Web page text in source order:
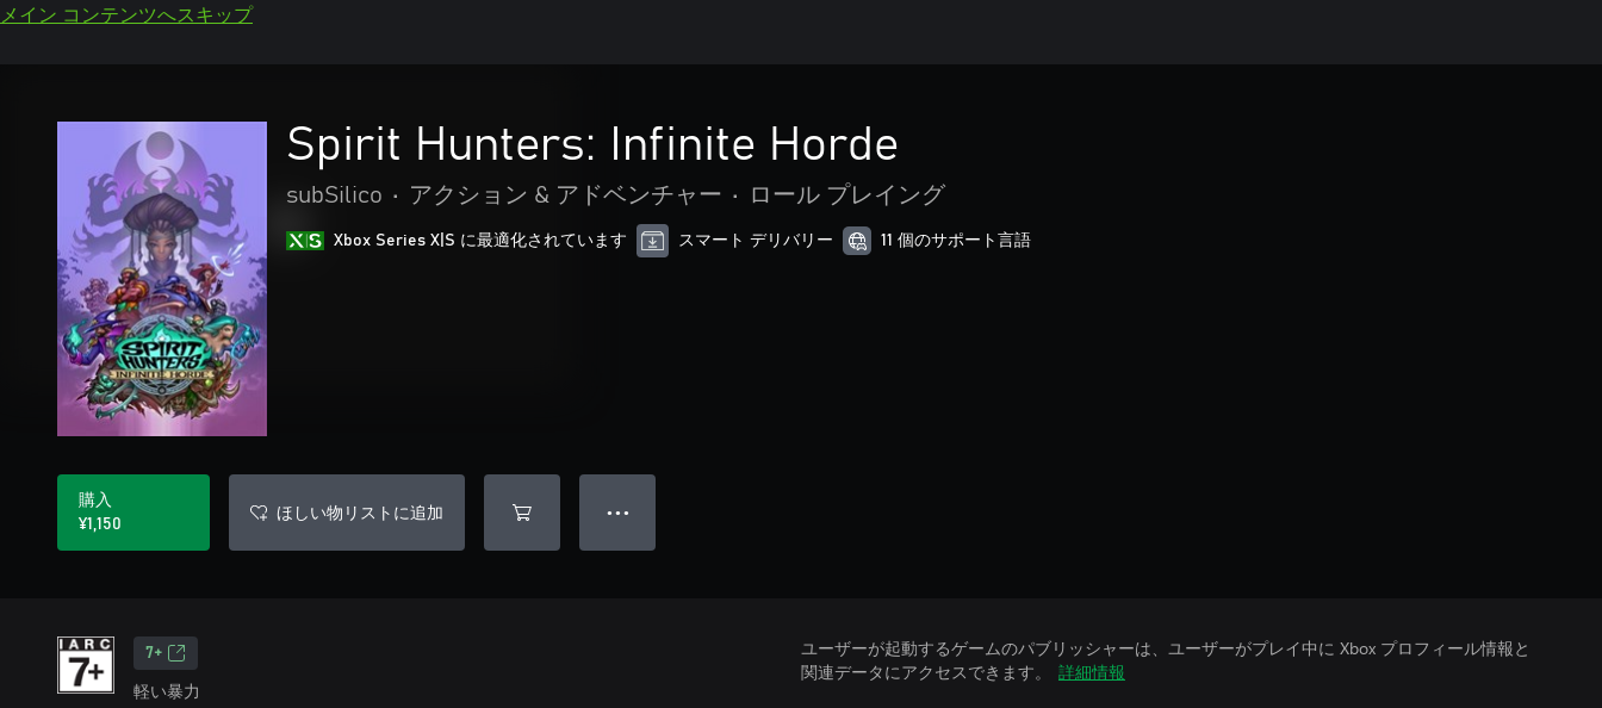
メイン コンテンツへスキップ
Spirit Hunters: Infinite Horde
subSilico • アクション & アドベンチャー • ロール プレイング
Xbox Series X|S に最適化されています スマート デリバリー 11 個のサポート言語
購入
¥1,150
ほしい物リストに追加 ● ● ●
7+
軽い暴力
ユーザーが起動するゲームのパブリッシャーは、ユーザーがプレイ中に Xbox プロフィール情報と
関連データにアクセスできます。
詳細情報